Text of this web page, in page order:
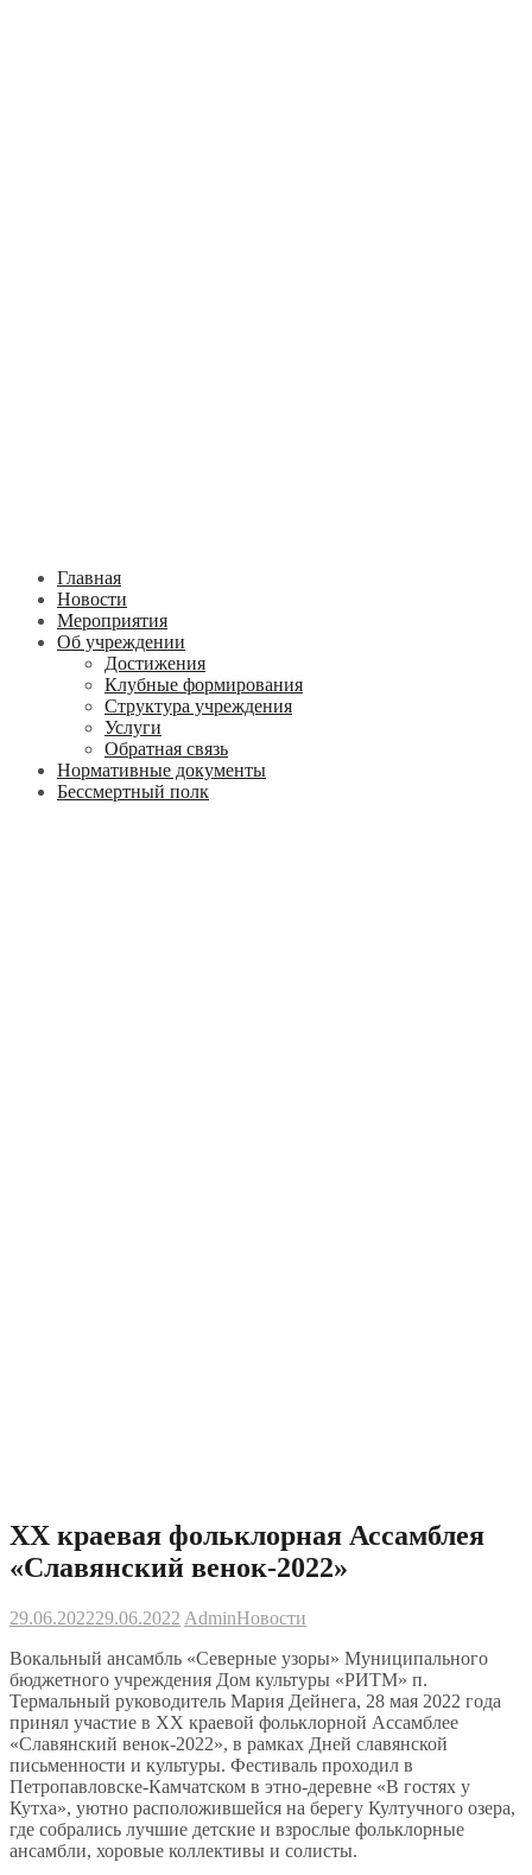
Главная
Новости
Мероприятия
Об учреждении
Достижения
Клубные формирования
Структура учреждения
Услуги
Обратная связь
Нормативные документы
Бессмертный полк
XX краевая фольклорная Ассамблея
«Славянский венок-2022»
29.06.202229.06.2022 AdminНовости
Вокальный ансамбль «Северные узоры» Муниципального
бюджетного учреждения Дом культуры «РИТМ» п.
Термальный руководитель Мария Дейнега, 28 мая 2022 года
принял участие в XX краевой фольклорной Ассамблее
«Славянский венок-2022», в рамках Дней славянской
письменности и культуры. Фестиваль проходил в
Петропавловске-Камчатском в этно-деревне «В гостях у
Кутха», уютно расположившейся на берегу Култучного озера,
где собрались лучшие детские и взрослые фольклорные
ансамбли, хоровые коллективы и солисты.